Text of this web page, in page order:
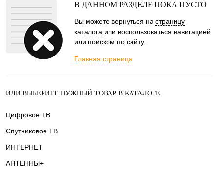
В ДАННОМ РАЗДЕЛЕ ПОКА ПУСТО
Вы можете вернуться на страницу
каталога или воспользоваться навигацией
или поиском по сайту.
Главная страница
ИЛИ ВЫБЕРИТЕ НУЖНЫЙ ТОВАР В КАТАЛОГЕ.
Цифровое ТВ
Спутниковое ТВ
ИНТЕРНЕТ
АНТЕННЫ+